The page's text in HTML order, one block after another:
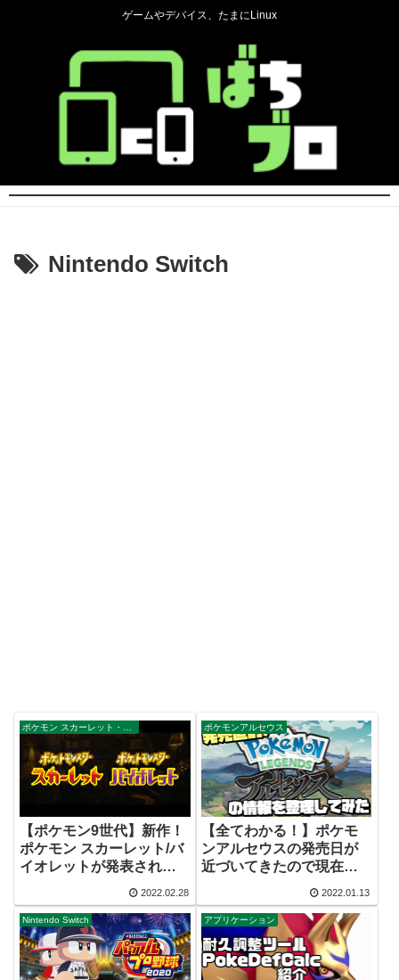
ゲームやデバイス、たまにLinux
Nintendo Switch
ポケモン スカーレット・バイオレット
【ポケモン9世代】新作！
ポケモン スカーレット/バ
イオレットが発表されま
2022.02.28
ポケモンアルセウス
【全てわかる！】ポケモ
ンアルセウスの発売日が
近づいてきたので現在ま
で出ている情報を整理す
る【Pokémon LEGENDS
アルセウス】
2022.01.13
Nintendo Switch アプリケーション